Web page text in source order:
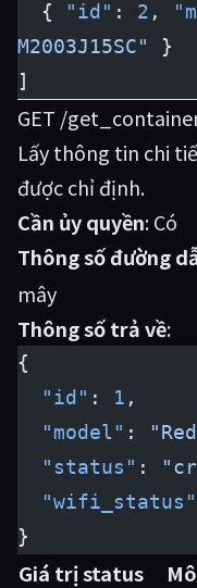
  {
"id" : 2 ,
M2003J15SC"
}
]
GET /
Lấy thông tin chi
được chỉ định.
Cần ủy quyền: Có
Thông số đường
mây
Thông số trả về:
{
  "id"
: 1 ,
  "model"
:
  "status"
:
  "wifi_status"
}
Giá trị status